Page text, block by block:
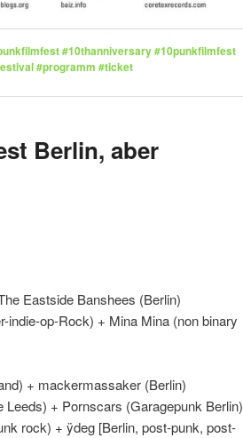
#10thanniversary #10punkfilmfest
#programm #ticket
Berlin, aber
Eastside Banshees (Berlin)
op-Rock) + Mina Mina (non binary
+ mackermassaker (Berlin)
+ Pornscars (Garagepunk Berlin)
rock) + ÿdeg [Berlin, post-punk, post-